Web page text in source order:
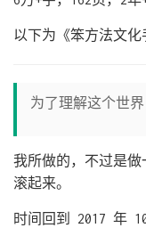
以下为《笨方法文
为了理解这个世
我所做的，不过是
滚起来。
时间回到 2017 年